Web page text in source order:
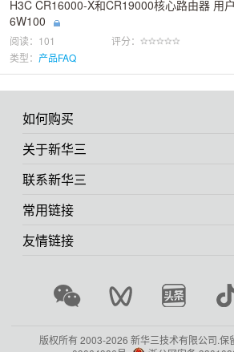
H3C CR16000-X和CR19000核心路由器 用
6W100
阅读：101 评分：
类型： 产品FAQ
如何购买
关于新华三
联系新华三
常用链接
友情链接
版权所有 2003-2026 新华三技术有限公司.保